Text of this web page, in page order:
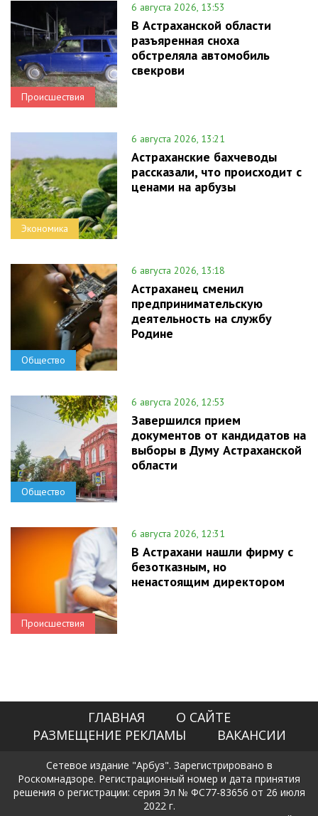
Происшествия
6 августа 2026, 13:53
В Астраханской области
разъяренная сноха
обстреляла автомобиль
свекрови
Экономика
6 августа 2026, 13:21
Астраханские бахчеводы
рассказали, что происходит с
ценами на арбузы
Общество
6 августа 2026, 13:18
Астраханец сменил
предпринимательскую
деятельность на службу
Родине
Общество
6 августа 2026, 12:53
Завершился прием
документов от кандидатов на
выборы в Думу Астраханской
области
Происшествия
6 августа 2026, 12:31
В Астрахани нашли фирму с
безотказным, но
ненастоящим директором
ГЛАВНАЯ
О САЙТЕ
РАЗМЕЩЕНИЕ РЕКЛАМЫ
ВАКАНСИИ
Сетевое издание "Арбуз". Зарегистрировано в
Роскомнадзоре. Регистрационный номер и дата принятия
решения о регистрации: серия Эл № ФС77-83656 от 26 июля
2022 г.